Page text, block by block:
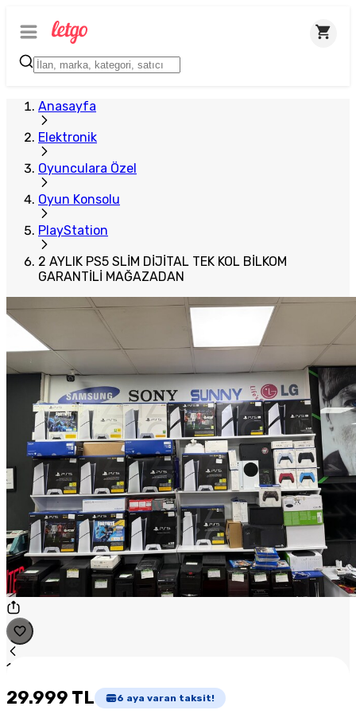
Anasayfa
Elektronik
Oyunculara Özel
Oyun Konsolu
PlayStation
2 AYLIK PS5 SLİM DİJİTAL TEK KOL BİLKOM
GARANTİLİ MAĞAZADAN
1
Plus Satıcı
29.999 TL 6 aya varan taksit!